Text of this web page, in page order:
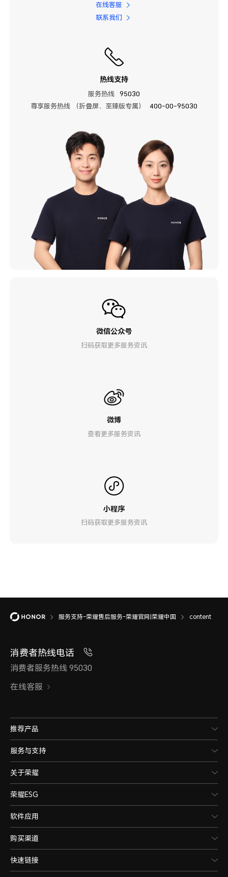
在线客服
联系我们
热线支持
服务热线
95030
尊享服务热线 （折叠屏、至臻版专属）
400-00-95030
微信公众号
扫码获取更多服务资讯
微博
查看更多服务资讯
小程序
扫码获取更多服务资讯
服务支持-荣耀售后服务-荣耀官网|荣耀中国 content
消费者热线电话
消费者服务热线 95030
在线客服
推荐产品
服务与支持
关于荣耀
荣耀ESG
软件应用
购买渠道
快速链接